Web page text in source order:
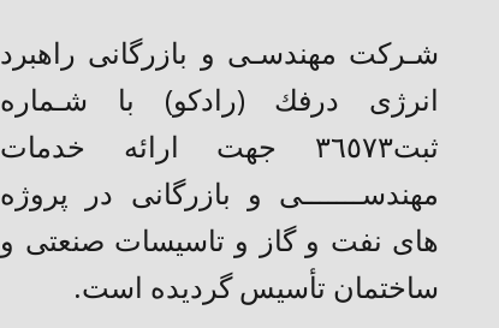
شـركت مهندسـی و بازرگانی راهبرد
انرژی درفك (رادکو) با شـماره
ثبت٣٦٥٧٣ جهت ارائه خدمات
مهندســـــــی و بازرگانی در پروژه
های نفت و گاز و تاسیسات صنعتی و
ساختمان تأسیس گردیده است.